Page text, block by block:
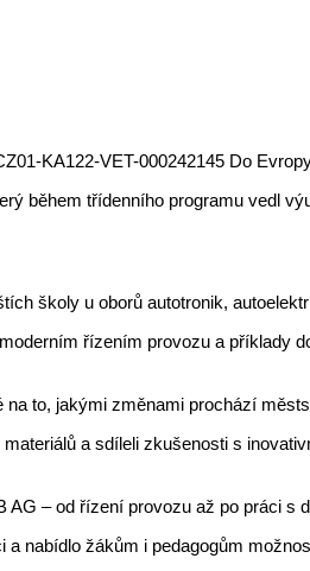
KA122-VET-000242145 Do
během třídenního programu vedl
školy u oborů autotronik,
řízením provozu a příklady
to, jakými změnami prochází
a sdíleli zkušenosti s
– od řízení provozu až po práci
nabídlo žákům i pedagogům